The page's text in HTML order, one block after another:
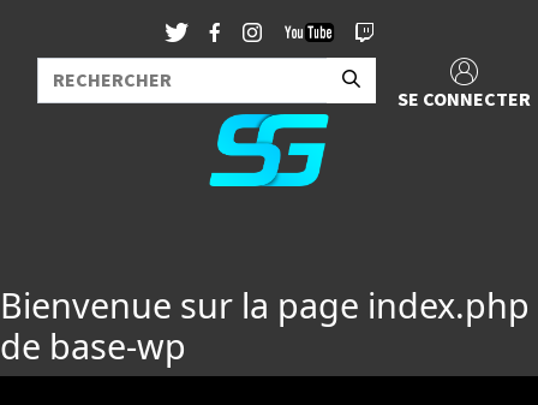
SE CONNECTER
Bienvenue sur la page index.php
de base-wp